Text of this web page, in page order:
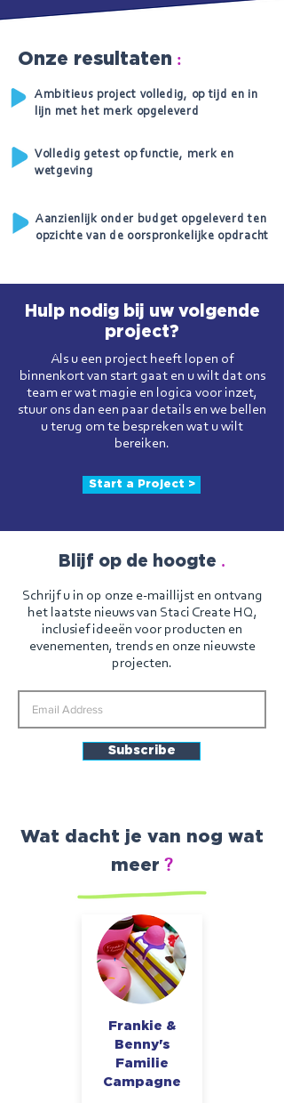
Onze resultaten :
Ambitieus project volledig, op tijd en in
lijn met het merk opgeleverd
Volledig getest op functie, merk en
wetgeving
Aanzienlijk onder budget opgeleverd ten
opzichte van de oorspronkelijke opdracht
Hulp nodig bij uw volgende
project?
Als u een project heeft lopen of
binnenkort van start gaat en u wilt dat ons
team er wat magie en logica voor inzet,
stuur ons dan een paar details en we bellen
u terug om te bespreken wat u wilt
bereiken.
Start a Project >
Blijf op de hoogte .
Schrijf u in op onze e-maillijst en ontvang
het laatste nieuws van Staci Create HQ,
inclusief ideeën voor producten en
evenementen, trends en onze nieuwste
projecten.
Subscribe
Wat dacht je van nog wat
meer ?
Frankie &
Benny's
Familie
Campagne